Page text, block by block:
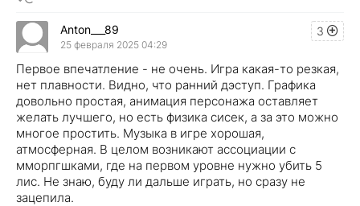
3
Anton___89
25 февраля 2025 04:29
Первое впечатление - не очень. Игра какая-то резкая,
нет плавности. Видно, что ранний дэступ. Графика
довольно простая, анимация персонажа оставляет
желать лучшего, но есть физика сисек, а за это можно
многое простить. Музыка в игре хорошая,
атмосферная. В целом возникают ассоциации с
мморпгшками, где на первом уровне нужно убить 5
лис. Не знаю, буду ли дальше играть, но сразу не
зацепила.